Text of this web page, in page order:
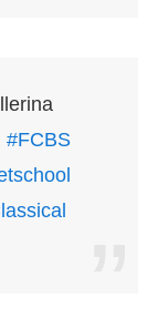
#FCBS